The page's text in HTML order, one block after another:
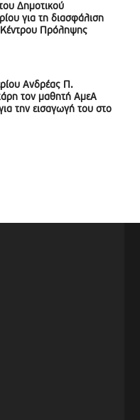
Δημοτικού
για τη διασφάλιση
Κέντρου Πρόληψης
Ανδρέας Π.
τον μαθητή ΑμεΑ
την εισαγωγή του στο